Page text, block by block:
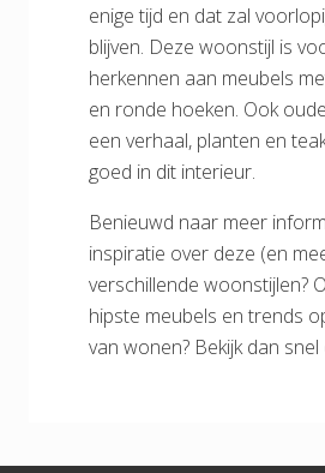
enige tijd en dat zal
blijven. Deze woonstijl is
herkennen aan meubels
en ronde hoeken. Ook
een verhaal, planten en
goed in dit interieur.
Benieuwd naar meer
inspiratie over deze (en
verschillende woonstijlen?
hipste meubels en trends
van wonen? Bekijk dan